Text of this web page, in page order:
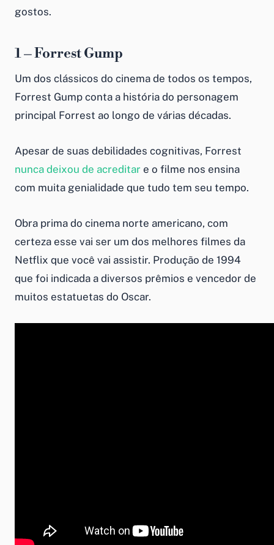
gostos.
1 – Forrest Gump
Um dos clássicos do cinema de todos os tempos,
Forrest Gump conta a história do personagem
principal Forrest ao longo de várias décadas.
Apesar de suas debilidades cognitivas, Forrest
nunca deixou de acreditar e o filme nos ensina
com muita genialidade que tudo tem seu tempo.
Obra prima do cinema norte americano, com
certeza esse vai ser um dos melhores filmes da
Netflix que você vai assistir. Produção de 1994
que foi indicada a diversos prêmios e vencedor de
muitos estatuetas do Oscar.